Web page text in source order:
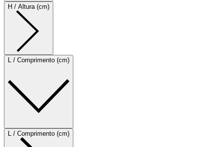
H / Altura (cm)
L / Comprimento (cm)
L / Comprimento (cm)